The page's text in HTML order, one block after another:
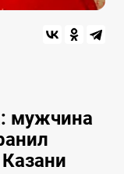
мужчина